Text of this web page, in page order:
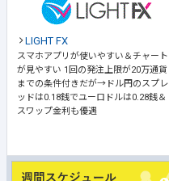
LIGHT FX
スマホアプリが使いやすい＆チャート
が見やすい 1回の発注上限が20万通貨
までの条件付きだが→ドル円のスプレ
ッドは0.18銭でユーロドルは0.28銭＆
スワップ金利も優遇